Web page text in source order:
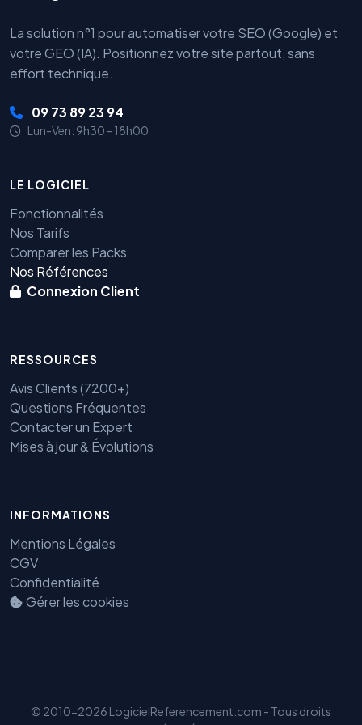
La solution n°1 pour automatiser votre SEO (Google) et
votre GEO (IA). Positionnez votre site partout, sans
effort technique.
09 73 89 23 94
Lun-Ven: 9h30 - 18h00
LE LOGICIEL
Fonctionnalités
Nos Tarifs
Comparer les Packs
Nos Références
Connexion Client
RESSOURCES
Avis Clients (7200+)
Questions Fréquentes
Contacter un Expert
Mises à jour & Évolutions
INFORMATIONS
Mentions Légales
CGV
Confidentialité
Gérer les cookies
© 2010-2026 LogicielReferencement.com - Tous droits